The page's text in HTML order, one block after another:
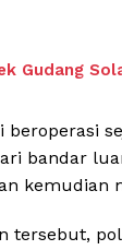
Gudang
bandar
kemudian
tersebut,